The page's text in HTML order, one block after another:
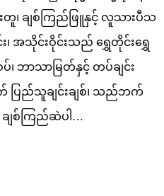
၊ ချစ်ကြည်ဖြူနှင့် လူသားပီသ
း၊ အသိုင်းဝိုင်းသည် ရွှေတိုင်းရွှေ
၊ ဘာသာမြတ်နှင့် တပ်ချင်း
ြည်သူချင်းချစ်၊ သည်ဘက်
ျစ်ကြည်ဆဲပါ…